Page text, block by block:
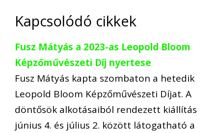
Kapcsolódó cikkek
Fusz Mátyás a 2023-as Leopold Bloom
Képzőművészeti Díj nyertese
Fusz Mátyás kapta szombaton a hetedik
Leopold Bloom Képzőművészeti Díjat. A
döntősök alkotásaiból rendezett kiállítás
június 4. és július 2. között látogatható a